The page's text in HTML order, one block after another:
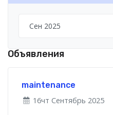
Объявления
maintenance
16чт Сентябрь 2025